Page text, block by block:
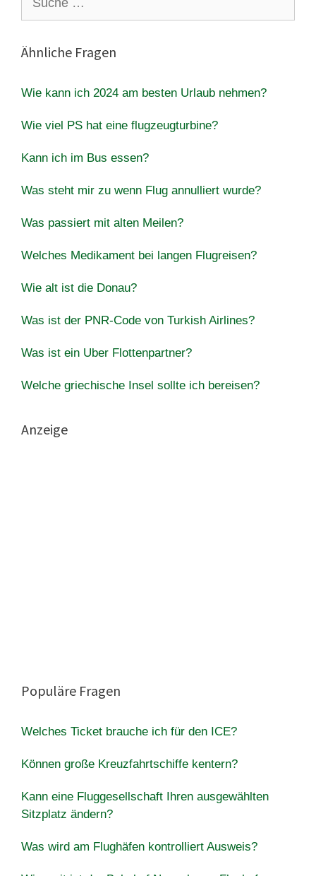
nach:
Ähnliche Fragen
Wie kann ich 2024 am besten Urlaub nehmen?
Wie viel PS hat eine flugzeugturbine?
Kann ich im Bus essen?
Was steht mir zu wenn Flug annulliert wurde?
Was passiert mit alten Meilen?
Welches Medikament bei langen Flugreisen?
Wie alt ist die Donau?
Was ist der PNR-Code von Turkish Airlines?
Was ist ein Uber Flottenpartner?
Welche griechische Insel sollte ich bereisen?
Anzeige
Populäre Fragen
Welches Ticket brauche ich für den ICE?
Können große Kreuzfahrtschiffe kentern?
Kann eine Fluggesellschaft Ihren ausgewählten
Sitzplatz ändern?
Was wird am Flughäfen kontrolliert Ausweis?